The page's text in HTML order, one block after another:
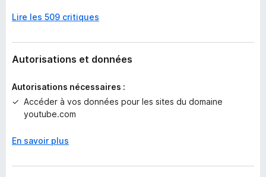
u
e
n
t
p
r
’
Lire les 509 critiques
Autorisations et données
Autorisations nécessaires :
Accéder à vos données pour les sites du domaine
youtube.com
En savoir plus